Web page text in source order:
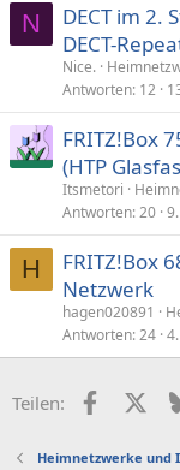
N
DECT im 2.
DECT-
Nice.
Antworten 12
FRITZ!Box
(HTP
Itsmetori
Antworten 20
H
FRITZ!Box
Netzwerk
hagen020891
Antworten 24
Teilen: Facebook
X
Heimnetzwerke und